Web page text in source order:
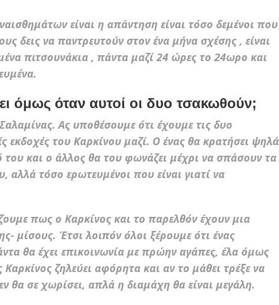
είναι η απάντηση είναι τόσο δεμένοι που
δεις να παντρευτούν στον ένα μήνα σχέσης , είναι
πιτσουνάκια , πάντα μαζί 24 ώρες το 24ωρο και
όμως όταν αυτοί οι δυο τσακωθούν;
Ας υποθέσουμε ότι έχουμε τις δυο
εκδοχές του Καρκίνου μαζί. Ο ένας θα κρατήσει ψηλά
του και ο άλλος θα του φωνάζει μέχρι να σπάσουν τα
αλλά τόσο ερωτευμένοι που είναι γιατί να
πως ο Καρκίνος και το παρελθόν έχουν μια
μίσους. Έτσι λοιπόν όλοι ξέρουμε ότι ένας
θα έχει επικοινωνία με πρώην αγάπες, έλα όμως
ζηλεύει αφόρητα και αν το μάθει τρέξε να
θα σε χωρίσει, απλά η διαμάχη θα είναι μεγάλη.